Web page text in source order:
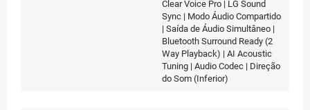
Clear Voice Pro | LG Sound
Sync | Modo Áudio Compartido
| Saída de Áudio Simultâneo |
Bluetooth Surround Ready (2
Way Playback) | AI Acoustic
Tuning | Audio Codec | Direção
do Som (Inferior)